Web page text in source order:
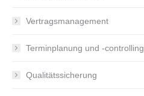
Vertragsmanagement
Terminplanung und -controlling
Qualitätssicherung